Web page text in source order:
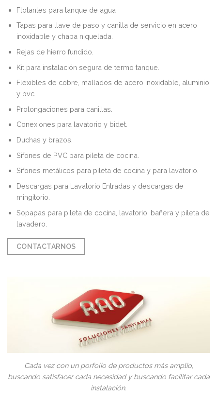
Flotantes para tanque de agua
Tapas para llave de paso y canilla de servicio en acero
inoxidable y chapa niquelada.
Rejas de hierro fundido.
Kit para instalación segura de termo tanque.
Flexibles de cobre, mallados de acero inoxidable, aluminio
y pvc.
Prolongaciones para canillas.
Conexiones para lavatorio y bidet.
Duchas y brazos.
Sifones de PVC para pileta de cocina.
Sifones metálicos para pileta de cocina y para lavatorio.
Descargas para Lavatorio Entradas y descargas de
mingitorio.
Sopapas para pileta de cocina, lavatorio, bañera y pileta de
lavadero.
CONTACTARNOS
Cada vez con un porfolio de productos más amplio,
buscando satisfacer cada necesidad y buscando facilitar cada
instalación.